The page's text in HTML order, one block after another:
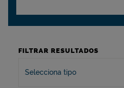
FILTRAR RESULTADOS
Selecciona tipo